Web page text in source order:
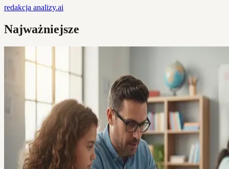
redakcja analizy.ai
Najważniejsze